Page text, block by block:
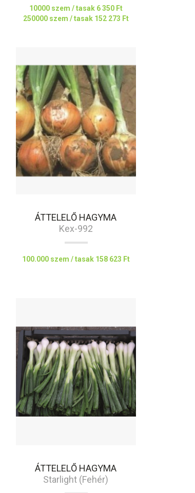
10000 szem / tasak 6 350 Ft
250000 szem / tasak 152 273 Ft
ÁTTELELŐ HAGYMA
Kex-992
100.000 szem / tasak 158 623 Ft
ÁTTELELŐ HAGYMA
Starlight (fehér)